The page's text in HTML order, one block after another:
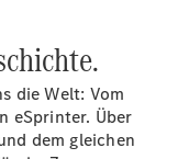
die Welt: Vom
eSprinter. Über
dem gleichen